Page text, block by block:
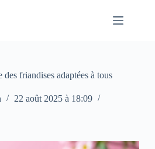
friandises adaptées à tous
22 août 2025 à 18:09